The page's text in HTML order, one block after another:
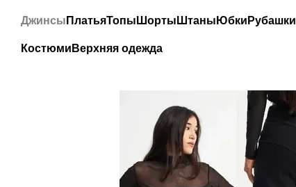
Джинсы ПлатьяТопы Шорты Штаны Юбки Рубашки
Костюми Верхняя одежда